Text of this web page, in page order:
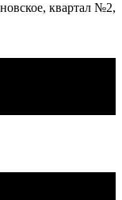
квартал №2,